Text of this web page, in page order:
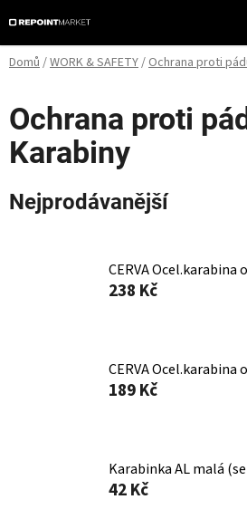
na
obsah
Domů/WORK & SAFETY/Ochrana proti
Ochrana proti
Karabiny
Nejprodávanější
CERVA
238 Kč
CERVA
189 Kč
Karabinka AL malá
42 Kč